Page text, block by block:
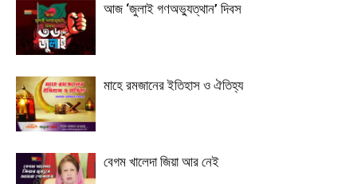
আজ ‘জুলাই গণঅভ্যুত্থান’ দিবস
মাহে রমজানের ইতিহাস ও ঐতিহ্য
বেগম খালেদা জিয়া আর নেই